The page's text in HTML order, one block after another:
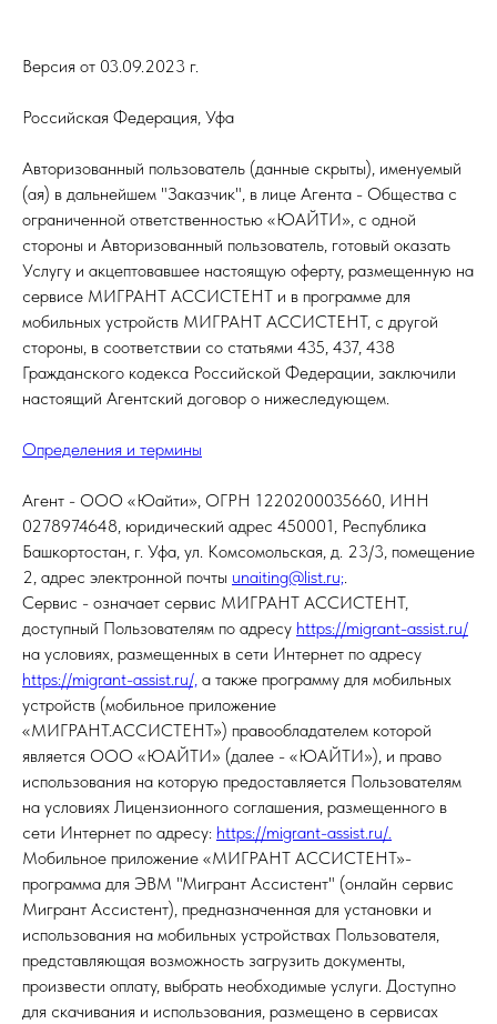
Версия от 03.09.2023 г.
Российская Федерация, Уфа
Авторизованный пользователь (данные скрыты), именуемый
(ая) в дальнейшем "Заказчик", в лице Агента - Общества с
ограниченной ответственностью «ЮАЙТИ», с одной
стороны и Авторизованный пользователь, готовый оказать
Услугу и акцептовавшее настоящую оферту, размещенную на
сервисе МИГРАНТ АССИСТЕНТ и в программе для
мобильных устройств МИГРАНТ АССИСТЕНТ, с другой
стороны, в соответствии со статьями 435, 437, 438
Гражданского кодекса Российской Федерации, заключили
настоящий Агентский договор о нижеследующем.
Определения и термины
Агент - ООО «Юайти», ОГРН 1220200035660, ИНН
0278974648, юридический адрес 450001, Республика
Башкортостан, г. Уфа, ул. Комсомольская, д. 23/3, помещение
2, адрес электронной почты unaiting@list.ru;
Сервис - означает сервис МИГРАНТ АССИСТЕНТ,
доступный Пользователям по адресу https://migrant-assist.ru/
на условиях, размещенных в сети Интернет по адресу
https://migrant-assist.ru/, а также программу для мобильных
устройств (мобильное приложение
«МИГРАНТ.АССИСТЕНТ») правообладателем которой
является ООО «ЮАЙТИ» (далее - «ЮАЙТИ»), и право
использования на которую предоставляется Пользователям
на условиях Лицензионного соглашения, размещенного в
сети Интернет по адресу: https://migrant-assist.ru/.
Мобильное приложение «МИГРАНТ АССИСТЕНТ»-
программа для ЭВМ "Мигрант Ассистент" (онлайн сервис
Мигрант Ассистент), предназначенная для установки и
использования на мобильных устройствах Пользователя,
представляющая возможность загрузить документы,
произвести оплату, выбрать необходимые услуги. Доступно
для скачивания и использования, размещено в сервисах